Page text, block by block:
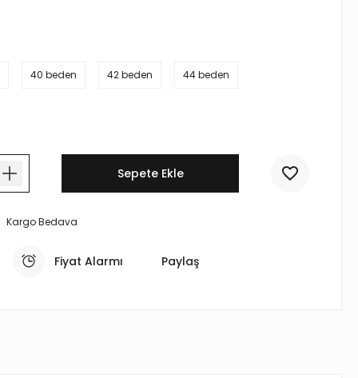
40 beden 42 beden 44 beden
Sepete Ekle
Kargo Bedava
Fiyat Alarmı Paylaş